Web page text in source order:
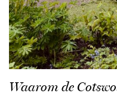
Waarom de